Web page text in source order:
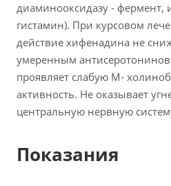
диаминооксидазу -
гистамин). При курсовом
действие хифенадина не
умеренным
проявляет слабую М-
активность. Не оказывает
центральную нервную
Показания